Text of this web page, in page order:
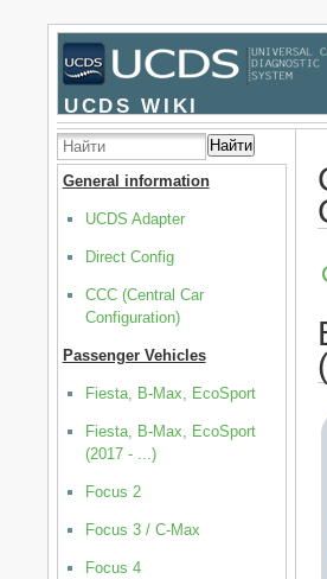
UCDS WIKI
Найти
General information
UCDS Adapter
Direct Config
CCC (Central Car
Configuration)
Passenger Vehicles
Fiesta, B-Max, EcoSport
Fiesta, B-Max, EcoSport
(2017 - ...)
Focus 2
Focus 3 / C-Max
Focus 4